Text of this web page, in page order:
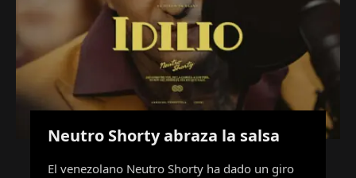
Neutro Shorty abraza la salsa
El venezolano Neutro Shorty ha dado un giro